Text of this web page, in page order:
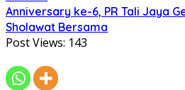
Anniversary ke-6, PR Tali Jaya
Sholawat Bersama
Post Views: 143